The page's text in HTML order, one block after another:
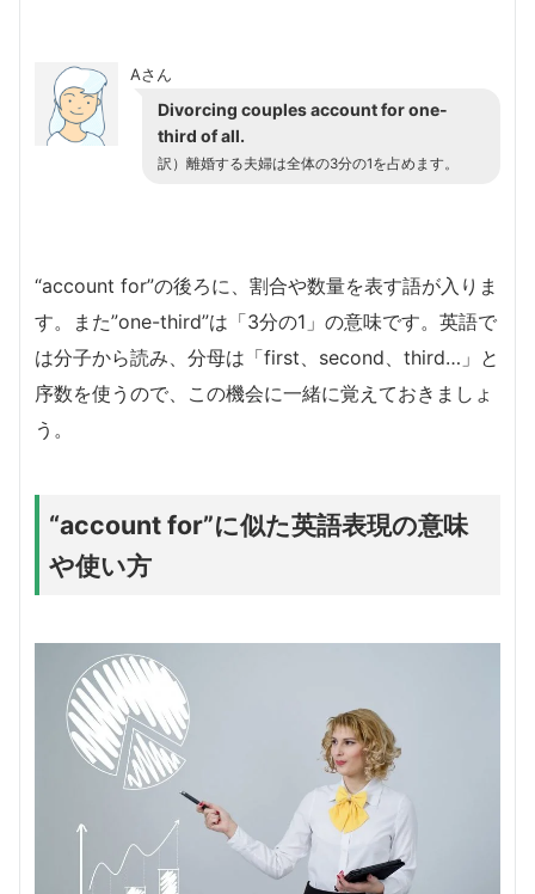
Aさん
Divorcing couples account for one-
third of all.
訳） 離婚する夫婦は全体の3分の1を占めます。
“account for”の後ろに、割合や数量を表す語が入りま
す。また”one-third”は「3分の1」の意味です。英語で
は分子から読み、分母は「first、second、third…」と
序数を使うので、この機会に一緒に覚えておきましょ
う。
“account for”に似た英語表現の意味
や使い方